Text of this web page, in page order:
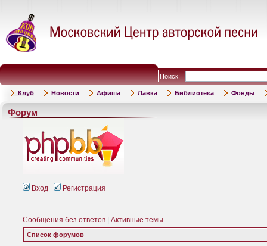
Поиск:
Клуб Новости Афиша Лавка Библиотека Фонды
Форум
Вход Регистрация
Сообщения без ответов Активные темы
Список форумов